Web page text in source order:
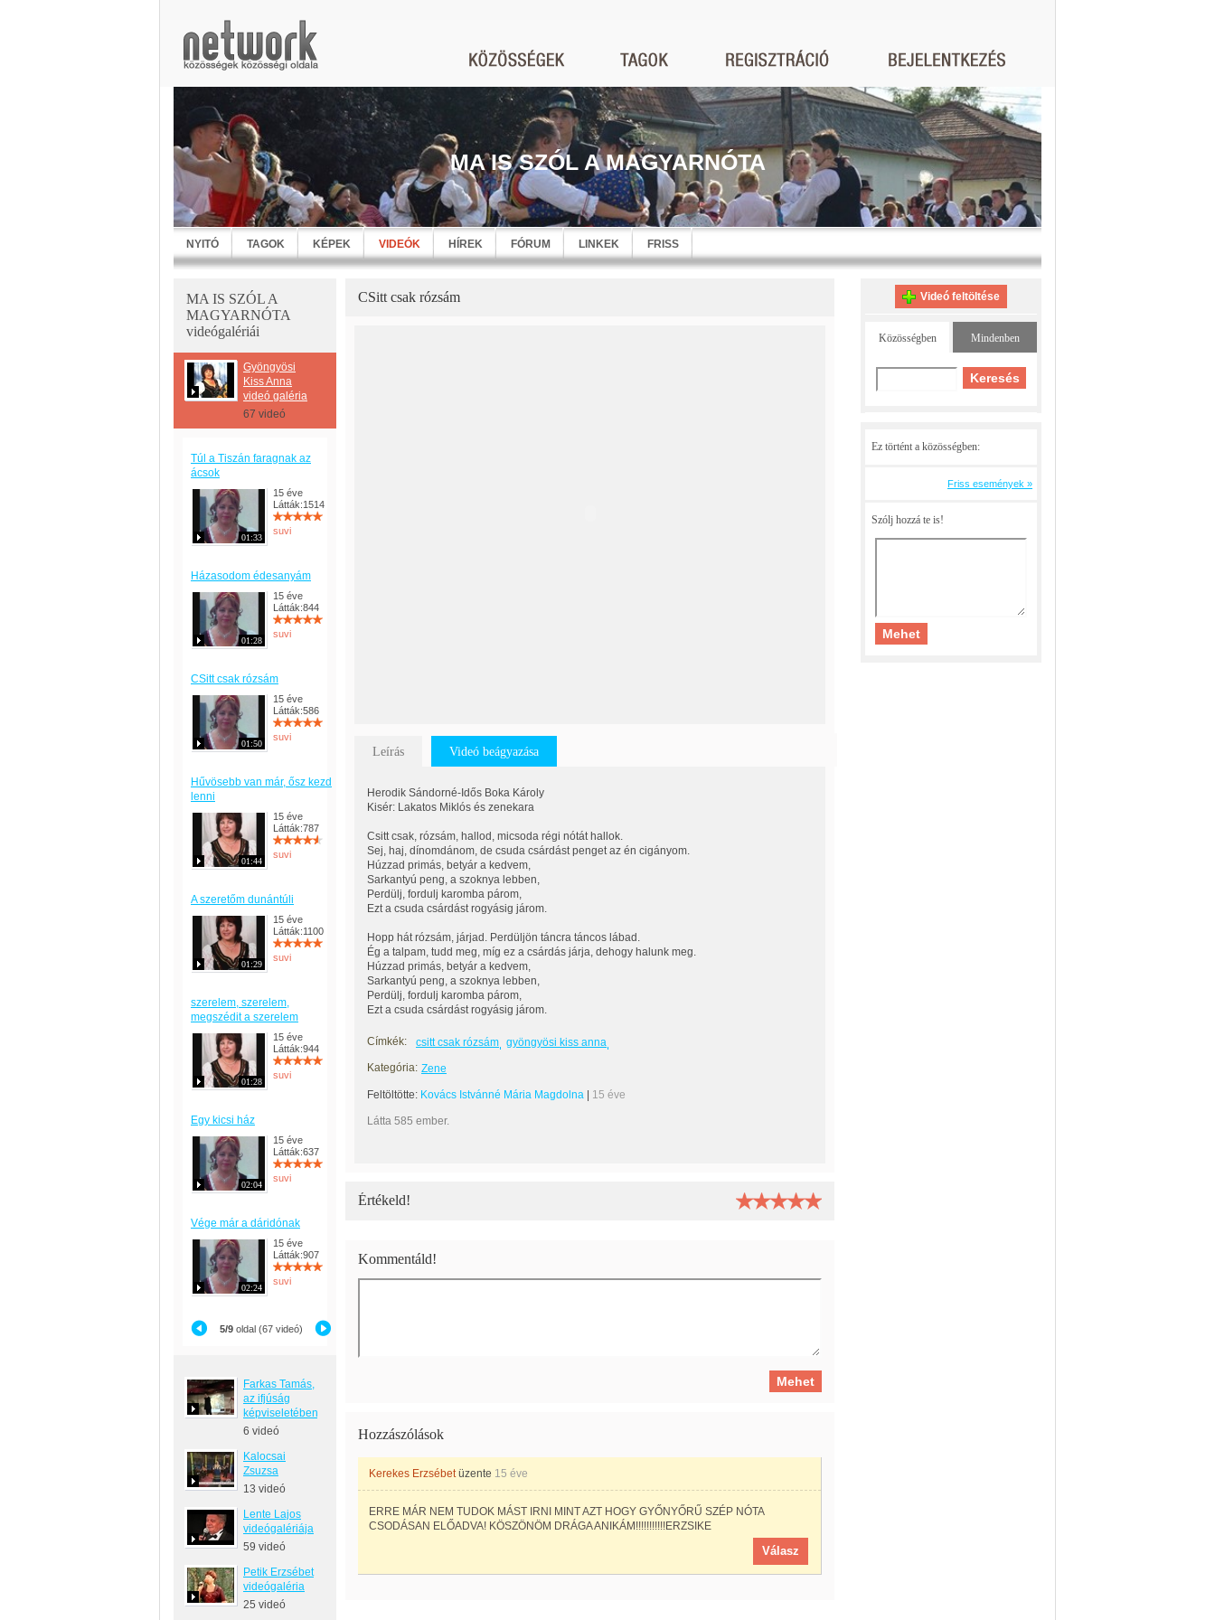
MA IS SZÓL A MAGYARNÓTA
NYITÓ TAGOK KÉPEK VIDEÓK HÍREK FÓRUM LINKEK FRISS
MA IS SZÓL A
MAGYARNÓTA
videógalériái
Gyöngyösi
Kiss Anna
videó galéria
67 videó
Túl a Tiszán faragnak az
ácsok
01:33
15 éve
Látták:1514
suvi
Házasodom édesanyám
01:28
15 éve
Látták:844
suvi
CSitt csak rózsám
01:50
15 éve
Látták:586
suvi
Hűvösebb van már, ősz kezd
lenni
01:44
15 éve
Látták:787
suvi
A szeretőm dunántúli
01:29
15 éve
Látták:1100
suvi
szerelem, szerelem,
megszédit a szerelem
01:28
15 éve
Látták:944
suvi
Egy kicsi ház
02:04
15 éve
Látták:637
suvi
Vége már a dáridónak
02:24
15 éve
Látták:907
suvi
5/9 oldal (67 videó)
Farkas Tamás,
az ifjúság
képviseletében
6 videó
Kalocsai
Zsuzsa
13 videó
Lente Lajos
videógalériája
59 videó
Petik Erzsébet
videógaléria
25 videó
CSitt csak rózsám
Leírás Videó beágyazása
Herodik Sándorné-Idős Boka Károly
Kisér: Lakatos Miklós és zenekara
Csitt csak, rózsám, hallod, micsoda régi nótát hallok.
Sej, haj, dínomdánom, de csuda csárdást penget az én cigányom.
Húzzad primás, betyár a kedvem,
Sarkantyú peng, a szoknya lebben,
Perdülj, fordulj karomba párom,
Ezt a csuda csárdást rogyásig járom.
Hopp hát rózsám, járjad. Perdüljön táncra táncos lábad.
Ég a talpam, tudd meg, míg ez a csárdás járja, dehogy halunk meg.
Húzzad primás, betyár a kedvem,
Sarkantyú peng, a szoknya lebben,
Perdülj, fordulj karomba párom,
Ezt a csuda csárdást rogyásig járom.
Címkék: csitt csak rózsám gyöngyösi kiss anna
Kategória: Zene
Feltöltötte: Kovács Istvánné Mária Magdolna 15 éve
Látta 585 ember.
Értékeld!
Kommentáld!
Hozzászólások
Kerekes Erzsébetüzente 15 éve
ERRE MÁR NEM TUDOK MÁST IRNI MINT AZT HOGY GYŐNYŐRŰ SZÉP NÓTA
CSODÁSAN ELŐADVA! KÖSZÖNÖM DRÁGA ANIKÁM!!!!!!!!!!!ERZSIKE
Válasz
Videó feltöltése
Közösségben Mindenben
Ez történt a közösségben:
Friss események »
Szólj hozzá te is!